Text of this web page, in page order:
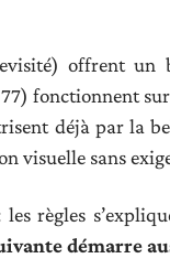
offrent
fonctionnent
déjà par la
visuelle sans
règles
démarre